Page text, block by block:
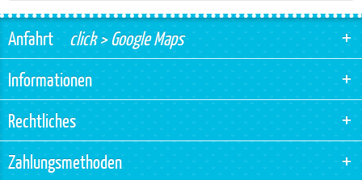
Anfahrtclick > Google Maps
Informationen
Rechtliches
Zahlungsmethoden